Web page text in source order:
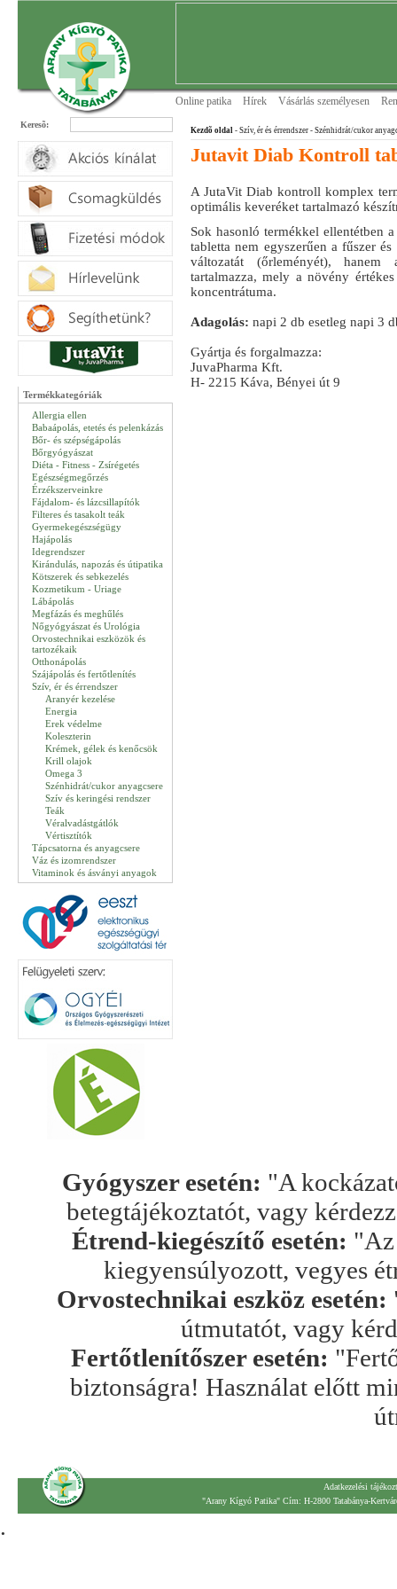
Online patika Hírek Vásárlás személyesen
Keresõ:
Termékkategóriák
Allergia ellen
Babaápolás, etetés és pelenkázás
Bőr- és szépségápolás
Bőrgyógyászat
Diéta - Fitness - Zsírégetés
Egészségmegőrzés
Érzékszerveinkre
Fájdalom- és lázcsillapítók
Filteres és tasakolt teák
Gyermekegészségügy
Hajápolás
Idegrendszer
Kirándulás, napozás és útipatika
Kötszerek és sebkezelés
Kozmetikum - Uriage
Lábápolás
Megfázás és meghűlés
Nőgyógyászat és Urológia
Orvostechnikai eszközök és
tartozékaik
Otthonápolás
Szájápolás és fertőtlenítés
Szív, ér és érrendszer
Aranyér kezelése
Energia
Erek védelme
Koleszterin
Krémek, gélek és kenőcsök
Krill olajok
Omega 3
Szénhidrát/cukor anyagcsere
Szív és keringési rendszer
Teák
Véralvadástgátlók
Vértisztítók
Tápcsatorna és anyagcsere
Váz és izomrendszer
Vitaminok és ásványi anyagok
Kezdõ oldal - Szív, ér és érrendszer - Szénhidrát/cukor
Jutavit Diab Kontroll
A JutaVit Diab kontroll komplex
optimális keveréket tartalmazó
Sok hasonló termékkel ellentétben
tabletta nem egyszerűen a fűszer
változatát (őrleményét), hanem
tartalmazza, mely a növény
koncentrátuma.
Adagolás: napi 2 db esetleg napi 3
Gyártja és forgalmazza:
JuvaPharma Kft.
H- 2215 Káva, Bényei út 9
Gyógyszer esetén: "A
betegtájékoztatót, vagy
Étrend-kiegészítő esetén: "Az
kiegyensúlyozott, vegyes
Orvostechnikai eszköz esetén:
útmutatót, vagy
Fertőtlenítőszer esetén:
biztonságra! Használat előtt
Adatkezelési
"Arany Kígyó Patika" Cím: H-2800 Tatabánya-
.